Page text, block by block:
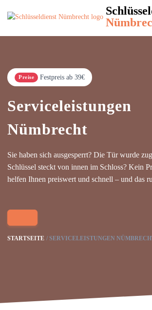
Preise Festpreis ab 39€
Serviceleistungen
Nümbrecht
Sie haben sich ausgesperrt? Die Tür wurde
Schlüssel steckt von innen im Schloss? Kein
helfen Ihnen preiswert und schnell – und das
STARTSEITE SERVICELEISTUNGEN